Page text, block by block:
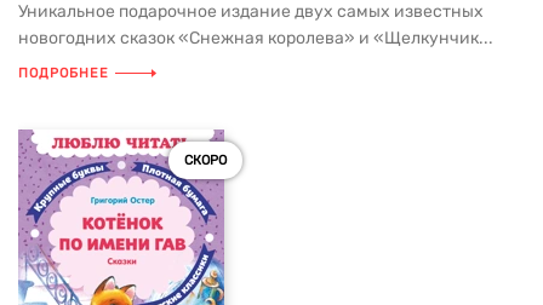
Уникальное подарочное издание двух самых известных
новогодних сказок «Снежная королева» и «Щелкунчик...
ПОДРОБНЕЕ
СКОРО